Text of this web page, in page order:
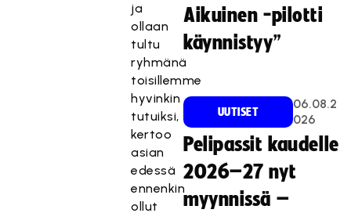
ja
ollaan
tultu
ryhmänä
toisillemme
hyvinkin
tutuiksi,
kertoo
asian
edessä
ennenkin
ollut
Aikuinen -pilotti
käynnistyy”
UUTISET
06.08.2
026
Pelipassit kaudelle
2026–27 nyt
myynnissä –